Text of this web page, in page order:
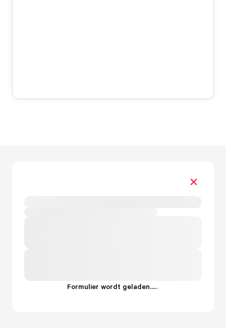
Formulier wordt geladen......